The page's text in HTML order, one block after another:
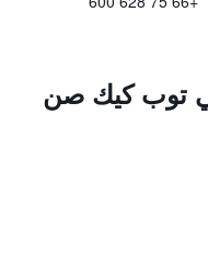
في توب كيك صن